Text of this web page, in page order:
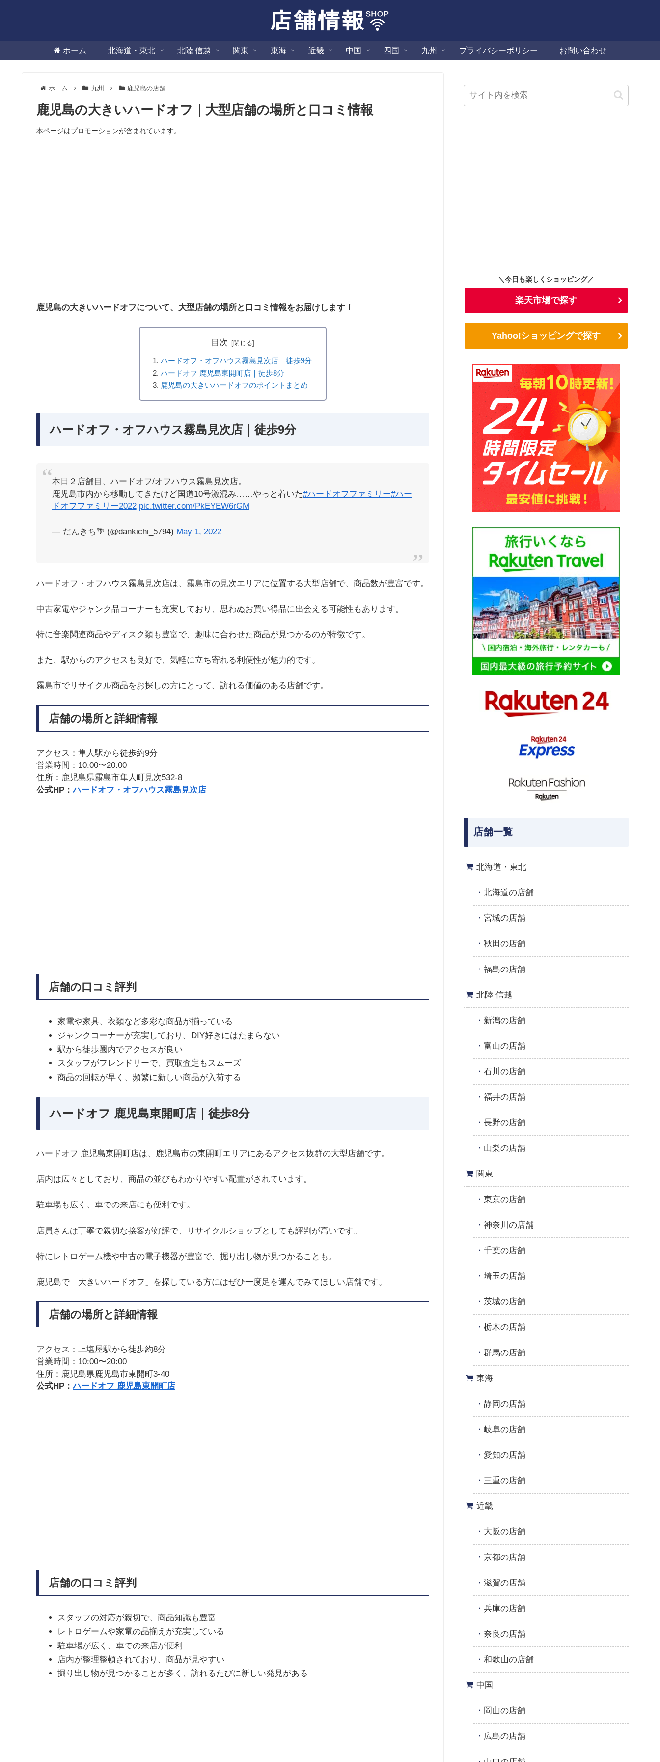
ホーム 北海道・東北 北陸 信越 関東 東海 近畿 中国 四国 九州 プライバシーポリシー お問い合わせ
ホーム 九州 鹿児島の店舗
鹿児島の大きいハードオフ｜大型店舗の場所と口コミ情報
本ページはプロモーションが含まれています。
鹿児島の大きいハードオフについて、大型店舗の場所と口コミ情報をお届けします！
目次
ハードオフ・オフハウス霧島見次店｜徒歩9分
ハードオフ 鹿児島東開町店｜徒歩8分
鹿児島の大きいハードオフのポイントまとめ
ハードオフ・オフハウス霧島見次店｜徒歩9分
本日２店舗目、ハードオフ/オフハウス霧島見次店。
鹿児島市内から移動してきたけど国道10号激混み……やっと着いた#ハードオフファミリー#ハー
ドオフファミリー2022 pic.twitter.com/PkEYEW6rGM
— だんきち🌴 (@dankichi_5794) May 1, 2022
ハードオフ・オフハウス霧島見次店は、霧島市の見次エリアに位置する大型店舗で、商品数が豊富です。
中古家電やジャンク品コーナーも充実しており、思わぬお買い得品に出会える可能性もあります。
特に音楽関連商品やディスク類も豊富で、趣味に合わせた商品が見つかるのが特徴です。
また、駅からのアクセスも良好で、気軽に立ち寄れる利便性が魅力的です。
霧島市でリサイクル商品をお探しの方にとって、訪れる価値のある店舗です。
店舗の場所と詳細情報
アクセス：隼人駅から徒歩約9分
営業時間：10:00〜20:00
住所：鹿児島県霧島市隼人町見次532-8
公式HP：ハードオフ・オフハウス霧島見次店
店舗の口コミ評判
家電や家具、衣類など多彩な商品が揃っている
ジャンクコーナーが充実しており、DIY好きにはたまらない
駅から徒歩圏内でアクセスが良い
スタッフがフレンドリーで、買取査定もスムーズ
商品の回転が早く、頻繁に新しい商品が入荷する
ハードオフ 鹿児島東開町店｜徒歩8分
ハードオフ 鹿児島東開町店は、鹿児島市の東開町エリアにあるアクセス抜群の大型店舗です。
店内は広々としており、商品の並びもわかりやすい配置がされています。
駐車場も広く、車での来店にも便利です。
店員さんは丁寧で親切な接客が好評で、リサイクルショップとしても評判が高いです。
特にレトロゲーム機や中古の電子機器が豊富で、掘り出し物が見つかることも。
鹿児島で「大きいハードオフ」を探している方にはぜひ一度足を運んでみてほしい店舗です。
店舗の場所と詳細情報
アクセス：上塩屋駅から徒歩約8分
営業時間：10:00〜20:00
住所：鹿児島県鹿児島市東開町3-40
公式HP：ハードオフ 鹿児島東開町店
店舗の口コミ評判
スタッフの対応が親切で、商品知識も豊富
レトロゲームや家電の品揃えが充実している
駐車場が広く、車での来店が便利
店内が整理整頓されており、商品が見やすい
掘り出し物が見つかることが多く、訪れるたびに新しい発見がある
＼今日も楽しくショッピング／
楽天市場で探す
Yahoo!ショッピングで探す
店舗一覧
北海道・東北
北海道の店舗
宮城の店舗
秋田の店舗
福島の店舗
北陸 信越
新潟の店舗
富山の店舗
石川の店舗
福井の店舗
長野の店舗
山梨の店舗
関東
東京の店舗
神奈川の店舗
千葉の店舗
埼玉の店舗
茨城の店舗
栃木の店舗
群馬の店舗
東海
静岡の店舗
岐阜の店舗
愛知の店舗
三重の店舗
近畿
大阪の店舗
京都の店舗
滋賀の店舗
兵庫の店舗
奈良の店舗
和歌山の店舗
中国
岡山の店舗
広島の店舗